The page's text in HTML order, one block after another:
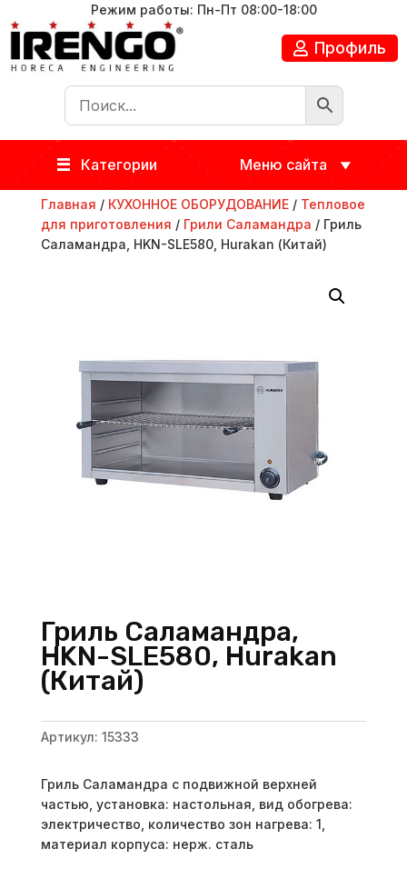
Режим работы: Пн-Пт 08:00-18:00
Профиль
Категории Меню сайта
Главная / КУХОННОЕ ОБОРУДОВАНИЕ/ Тепловое
для приготовления / Грили Саламандра / Гриль
Саламандра, HKN-SLE580, Hurakan (Китай)
Гриль Саламандра,
HKN-SLE580, Hurakan
(Китай)
Артикул: 15333
Гриль Саламандра с подвижной верхней
частью, установка: настольная, вид обогрева:
электричество, количество зон нагрева: 1,
материал корпуса: нерж. сталь